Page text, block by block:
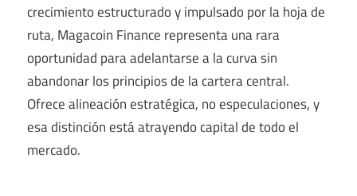
crecimiento estructurado y impulsado por la hoja de
ruta, Magacoin Finance representa una rara
oportunidad para adelantarse a la curva sin
abandonar los principios de la cartera central.
Ofrece alineación estratégica, no especulaciones, y
esa distinción está atrayendo capital de todo el
mercado.